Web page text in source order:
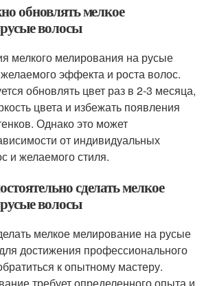
обновлять мелкое
волосы
мелкого мелирования на русые
эффекта и роста волос.
обновлять цвет раз в 2-3 месяца,
цвета и избежать появления
Однако это может
от индивидуальных
и желаемого стиля.
сделать мелкое
волосы
мелкое мелирование на русые
достижения профессионального
к опытному мастеру.